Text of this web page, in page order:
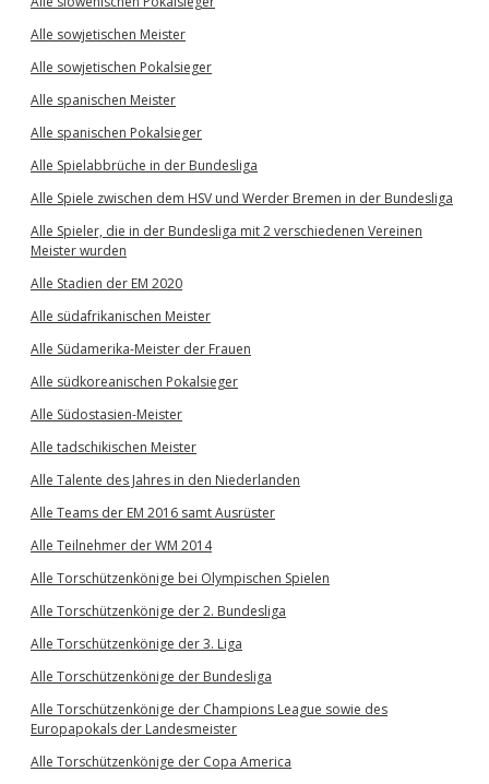
Alle sowjetischen Meister
Alle sowjetischen Pokalsieger
Alle spanischen Meister
Alle spanischen Pokalsieger
Alle Spielabbrüche in der Bundesliga
Alle Spiele zwischen dem HSV und Werder Bremen in der Bundesliga
Alle Spieler, die in der Bundesliga mit 2 verschiedenen Vereinen
Meister wurden
Alle Stadien der EM 2020
Alle südafrikanischen Meister
Alle Südamerika-Meister der Frauen
Alle südkoreanischen Pokalsieger
Alle Südostasien-Meister
Alle tadschikischen Meister
Alle Talente des Jahres in den Niederlanden
Alle Teams der EM 2016 samt Ausrüster
Alle Teilnehmer der WM 2014
Alle Torschützenkönige bei Olympischen Spielen
Alle Torschützenkönige der 2. Bundesliga
Alle Torschützenkönige der 3. Liga
Alle Torschützenkönige der Bundesliga
Alle Torschützenkönige der Champions League sowie des
Europapokals der Landesmeister
Alle Torschützenkönige der Copa America